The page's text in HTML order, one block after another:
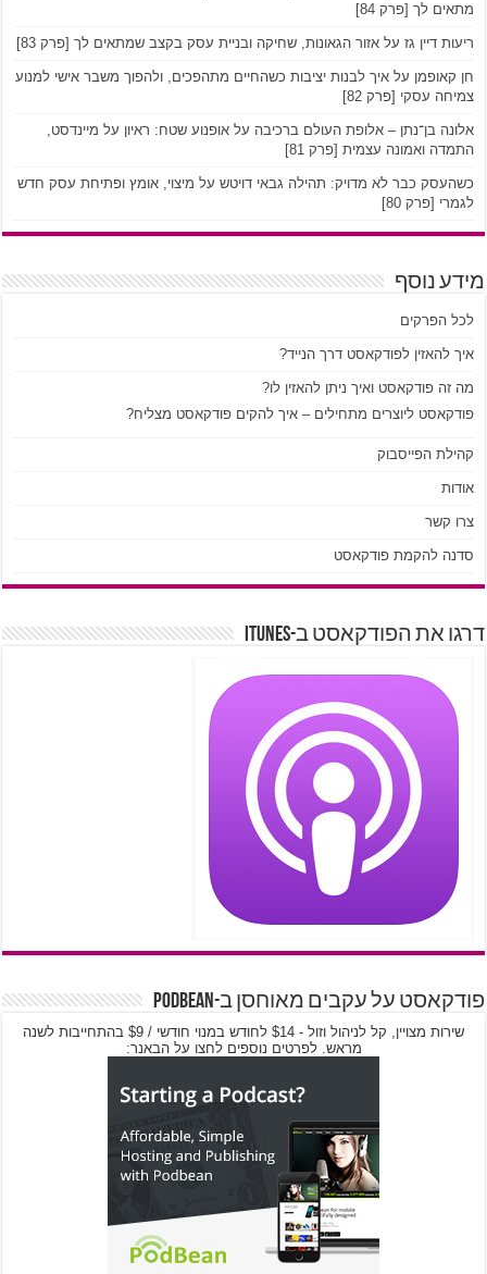
מתאים לך [פרק 84]
ריעות דיין גז על אזור הגאונות, שחיקה ובניית עסק בקצב שמתאים לך [פרק 83]
חן קאופמן על איך לבנות יציבות כשהחיים מתהפכים, ולהפוך משבר אישי למנוע
צמיחה עסקי [פרק 82]
אלונה בן־נתן – אלופת העולם ברכיבה על אופנוע שטח: ראיון על מיינדסט,
התמדה ואמונה עצמית [פרק 81]
כשהעסק כבר לא מדויק: תהילה גבאי דויטש על מיצוי, אומץ ופתיחת עסק חדש
לגמרי [פרק 80]
מידע נוסף
לכל הפרקים
איך להאזין לפודקאסט דרך הנייד?
מה זה פודקאסט ואיך ניתן להאזין לו?
פודקאסט ליוצרים מתחילים – איך להקים פודקאסט מצליח?
קהילת הפייסבוק
אודות
צרו קשר
סדנה להקמת פודקאסט
דרגו את הפודקאסט ב-iTunes
פודקאסט על עקבים מאוחסן ב-PodBean
שירות מצויין, קל לניהול וזול - $14 לחודש במנוי חודשי / $9 בהתחייבות לשנה
מראש. לפרטים נוספים לחצו על הבאנר: